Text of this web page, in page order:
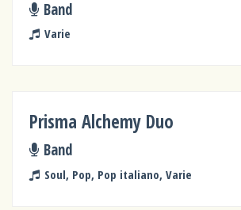
Band
Varie
Prisma Alchemy Duo
Band
Soul, Pop, Pop italiano, Varie